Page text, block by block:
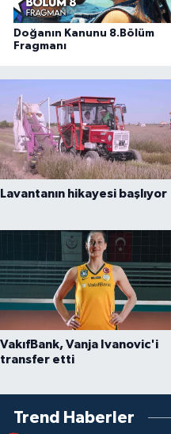
Doğanın Kanunu 8.Bölüm
Fragmanı
Lavantanın hikayesi başlıyor
VakıfBank, Vanja Ivanovic'i
transfer etti
Trend Haberler